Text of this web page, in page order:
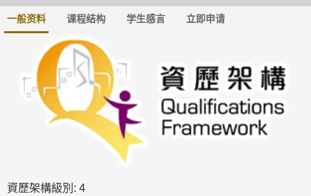
一般资料 课程结构 学生感言 立即申请
資歷架構級別: 4